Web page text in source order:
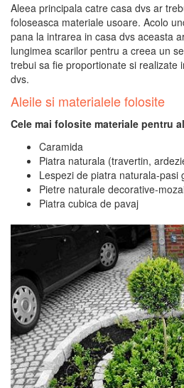
Aleea principala catre casa dvs ar
foloseasca materiale usoare. Acolo
pana la intrarea in casa dvs aceasta
lungimea scarilor pentru a creea un
trebui sa fie proportionate si realizate
dvs.
Aleile si materialele folosite
Cele mai folosite materiale pentru
Caramida
Piatra naturala (travertin,
Lespezi de piatra naturala-pasi
Pietre naturale decorative-
Piatra cubica de pavaj